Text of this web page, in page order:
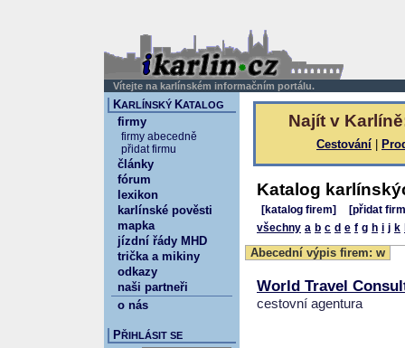
Vítejte na karlínském informačním portálu.
Najít v
Cestování
Katalog
[katalog firem]
[přidat
všechny a b c d e f g h i j k
Abecední výpis firem: w
World Travel
cestovní agentura
KARLÍNSKÝ KATALOG
firmy
firmy abecedně
přidat firmu
články
fórum
lexikon
karlínské pověsti
mapka
jízdní řády MHD
trička a mikiny
odkazy
naši partneři
o nás
PŘIHLÁSIT SE